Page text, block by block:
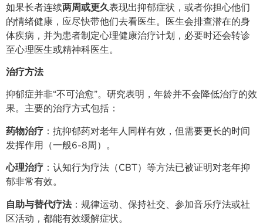
如果长者连续两周或更久表现出抑郁症状，或者你担心他们
的情绪健康，应尽快带他们去看医生。医生会排查潜在的身
体疾病，并为患者制定心理健康治疗计划，必要时还会转诊
至心理医生或精神科医生。
治疗方法
抑郁症并非“不可治愈”。研究表明，年龄并不会降低治疗的效
果。主要的治疗方式包括：
药物治疗 ：抗抑郁药对老年人同样有效，但需要更长的时间
发挥作用（一般6-8周）。
心理治疗 ：认知行为疗法（CBT）等方法已被证明对老年抑
郁非常有效。
自助与替代疗法：规律运动、保持社交、参加音乐疗法或社
区活动，都能有效缓解症状。